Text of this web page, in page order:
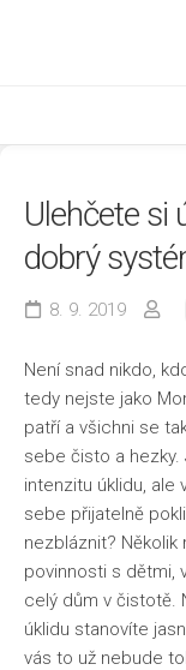
Ekonomika
Služby
Web
Ulehčete si
dobrý
8. 9. 2019
Není snad nikdo,
tedy nejste jako
patří a všichni se
sebe čisto a hezky.
intenzitu úklidu, ale
sebe přijatelně
nezbláznit?
povinnosti s dětmi,
celý dům v čistotě.
úklidu stanovíte
vás to už nebude